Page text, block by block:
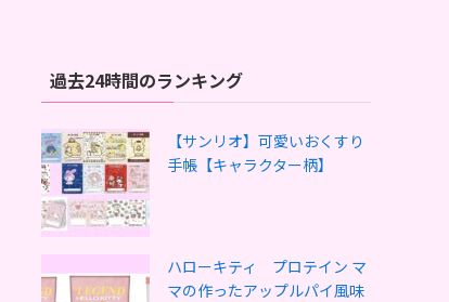
過去24時間のランキング
【サンリオ】可愛いおくすり
手帳【キャラクター柄】
ハローキティ プロテイン マ
マの作ったアップルパイ風味